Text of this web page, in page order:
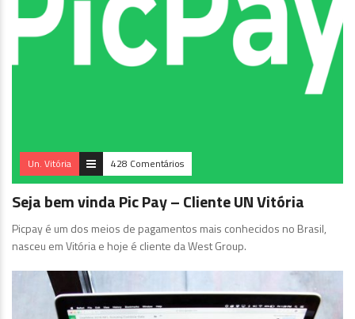
Un. Vitória 428 Comentários
Seja bem vinda Pic Pay – Cliente UN Vitória
Picpay é um dos meios de pagamentos mais conhecidos no Brasil,
nasceu em Vitória e hoje é cliente da West Group.